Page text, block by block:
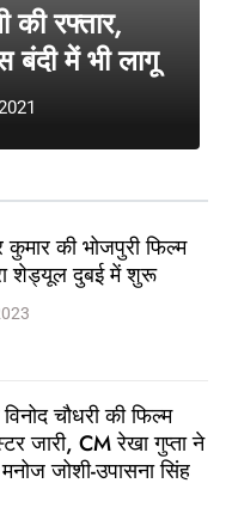
कुमार की भोजपुरी फिल्म
शेड्यूल दुबई में शुरू
विनोद चौधरी की फिल्म
जारी, CM रेखा गुप्ता ने
जोशी-उपासना सिंह
की रफ्तार,
बंदी में भी लागू